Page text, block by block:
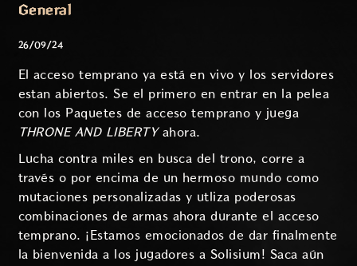
General
26/09/24
El acceso temprano ya está en vivo y los servidores
estan abiertos. Se el primero en entrar en la pelea
con los Paquetes de acceso temprano y juega
THRONE AND LIBERTYahora.
Lucha contra miles en busca del trono, corre a
través o por encima de un hermoso mundo como
mutaciones personalizadas y utliza poderosas
combinaciones de armas ahora durante el acceso
temprano. ¡Estamos emocionados de dar finalmente
la bienvenida a los jugadores a Solisium! Saca aún